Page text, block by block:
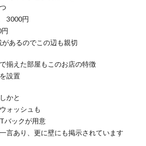
3000円
あるのでこの辺も親切
揃えた部屋もこのお店の特徴
設置
かと
ォッシュも
バックが用意
言あり、更に壁にも掲示されています